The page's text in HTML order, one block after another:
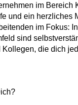
im
und ein
im Fokus:
sind
die dich